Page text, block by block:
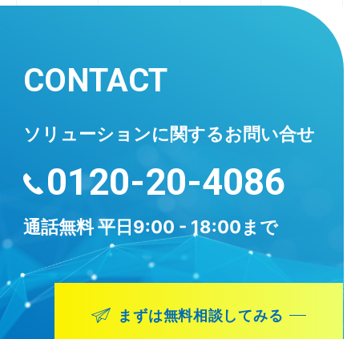
CONTACT
ソリューションに関するお問い合せ
0120-20-4086
通話無料平日9:00 - 18:00まで
まずは無料相談してみる